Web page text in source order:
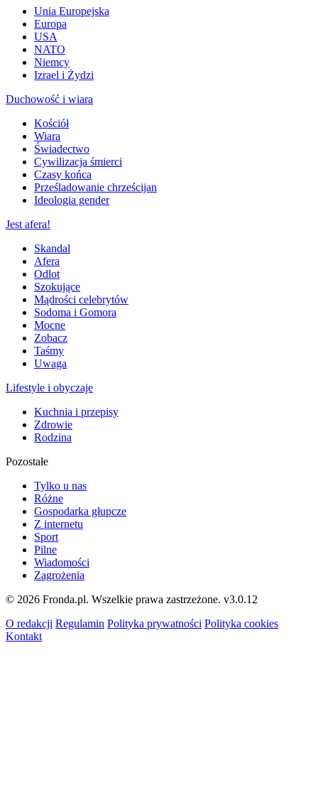
Unia Europejska
Europa
USA
NATO
Niemcy
Izrael i Żydzi
Duchowość i wiara
Kościół
Wiara
Świadectwo
Cywilizacja śmierci
Czasy końca
Prześladowanie chrześcijan
Ideologia gender
Jest afera!
Skandal
Afera
Odlot
Szokujące
Mądrości celebrytów
Sodoma i Gomora
Mocne
Zobacz
Taśmy
Uwaga
Lifestyle i obyczaje
Kuchnia i przepisy
Zdrowie
Rodzina
Pozostałe
Tylko u nas
Różne
Gospodarka głupcze
Z internetu
Sport
Pilne
Wiadomości
Zagrożenia
© 2026 Fronda.pl. Wszelkie prawa zastrzeżone. v3.0.12
O redakcji Regulamin Polityka prywatności Polityka cookies
Kontakt